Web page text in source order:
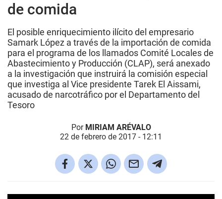
de comida
El posible enriquecimiento ilícito del empresario
Samark López a través de la importación de comida
para el programa de los llamados Comité Locales de
Abastecimiento y Producción (CLAP), será anexado
a la investigación que instruirá la comisión especial
que investiga al Vice presidente Tarek El Aissami,
acusado de narcotráfico por el Departamento del
Tesoro
Por MIRIAM ARÉVALO
22 de febrero de 2017 - 12:11